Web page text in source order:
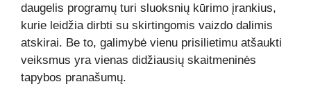
daugelis programų turi sluoksnių kūrimo įrankius,
kurie leidžia dirbti su skirtingomis vaizdo dalimis
atskirai. Be to, galimybė vienu prisilietimu atšaukti
veiksmus yra vienas didžiausių skaitmeninės
tapybos pranašumų.